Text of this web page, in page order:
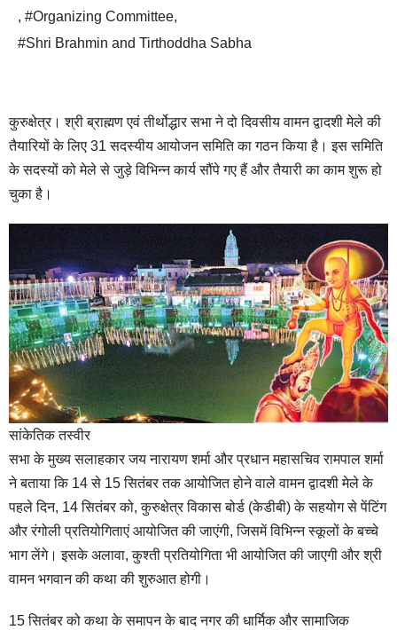
, #Organizing Committee,
#Shri Brahmin and Tirthoddha Sabha
कुरुक्षेत्र। श्री ब्राह्मण एवं तीर्थोद्धार सभा ने दो दिवसीय वामन द्वादशी मेले की
तैयारियों के लिए 31 सदस्यीय आयोजन समिति का गठन किया है। इस समिति
के सदस्यों को मेले से जुड़े विभिन्न कार्य सौंपे गए हैं और तैयारी का काम शुरू हो
चुका है।
सांकेतिक तस्वीर
सभा के मुख्य सलाहकार जय नारायण शर्मा और प्रधान महासचिव रामपाल शर्मा
ने बताया कि 14 से 15 सितंबर तक आयोजित होने वाले वामन द्वादशी मेले के
पहले दिन, 14 सितंबर को, कुरुक्षेत्र विकास बोर्ड (केडीबी) के सहयोग से पेंटिंग
और रंगोली प्रतियोगिताएं आयोजित की जाएंगी, जिसमें विभिन्न स्कूलों के बच्चे
भाग लेंगे। इसके अलावा, कुश्ती प्रतियोगिता भी आयोजित की जाएगी और श्री
वामन भगवान की कथा की शुरुआत होगी।
15 सितंबर को कथा के समापन के बाद नगर की धार्मिक और सामाजिक